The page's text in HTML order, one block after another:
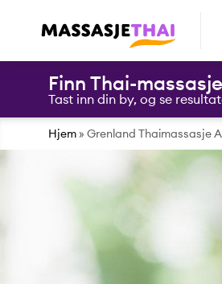
Finn Thai-
Tast inn din by, og se
Hjem » Grenland Thaimassasje